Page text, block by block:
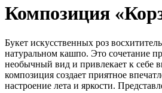
Композиция
Букет искусственных роз
натуральном кашпо. Это сочетание
необычный вид и привлекает к себе
композиция создает приятное
настроение лета и яркости.